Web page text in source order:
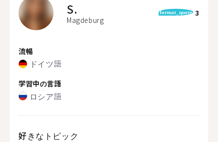
S.
Magdeburg
format_quote 3
流暢
ドイツ語
学習中の言語
ロシア語
好きなトピック